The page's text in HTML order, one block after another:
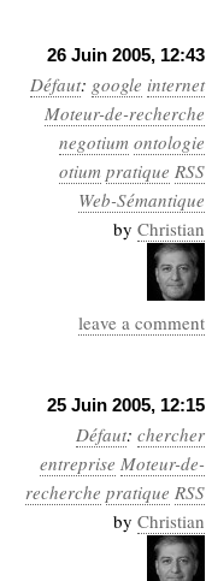
26 Juin 2005, 12:43
Défaut: google internet
Moteur-de-recherche
negotium ontologie
otium pratique RSS
Web-Sémantique
by Christian
leave a comment
25 Juin 2005, 12:15
Défaut: chercher
entreprise Moteur-de-
recherche pratique RSS
by Christian
prolétarisation REST
simondon Social-Network
stiegler
support_numérique
système_d'information
technologies
travail
Web-
Sémantique
économieécriture
Archives
Archives